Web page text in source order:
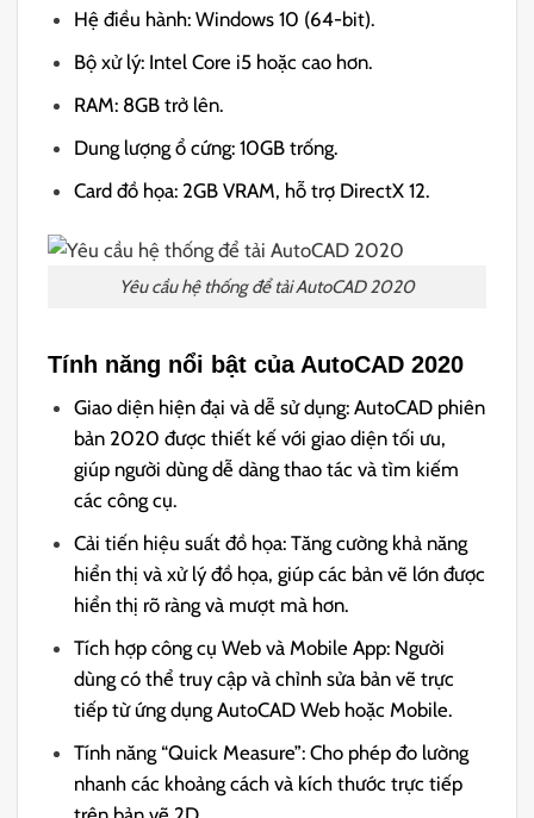
Hệ điều hành: Windows 10 (64-bit).
Bộ xử lý: Intel Core i5 hoặc cao hơn.
RAM: 8GB trở lên.
Dung lượng ổ cứng: 10GB trống.
Card đồ họa: 2GB VRAM, hỗ trợ DirectX 12.
Yêu cầu hệ thống để tải AutoCAD 2020
Tính năng nổi bật của AutoCAD 2020
Giao diện hiện đại và dễ sử dụng: AutoCAD phiên
bản 2020 được thiết kế với giao diện tối ưu,
giúp người dùng dễ dàng thao tác và tìm kiếm
các công cụ.
Cải tiến hiệu suất đồ họa: Tăng cường khả năng
hiển thị và xử lý đồ họa, giúp các bản vẽ lớn được
hiển thị rõ ràng và mượt mà hơn.
Tích hợp công cụ Web và Mobile App: Người
dùng có thể truy cập và chỉnh sửa bản vẽ trực
tiếp từ ứng dụng AutoCAD Web hoặc Mobile.
Tính năng “Quick Measure”: Cho phép đo lường
nhanh các khoảng cách và kích thước trực tiếp